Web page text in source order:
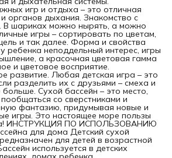
игр и отдыха – это отличная
органов дыхания. Знакомство с
В шариках можно нырять, а можно
игры – сортировать по цветам,
и так далее. Форма и свойства
ребенка неподдельный интерес, игры
а красочная цветовая гамма
и цветовое восприятие.
развитие. Любая детская игра – это
разделить их с друзьями – смеха и
Сухой бассейн – это место,
со сверстниками и
фантазию, придумывая новые и
игры. Это настоящее море пользы
ИНСТРУКЦИЯ ПО ИСПОЛЬЗОВАНИЮ
для дома Детский сухой
для детей в возрастной
используется в детских